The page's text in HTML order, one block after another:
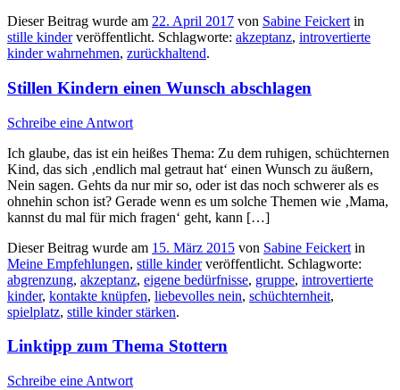
Dieser Beitrag wurde am 22. April 2017 von Sabine Feickert in
stille kinderveröffentlicht. Schlagworte: akzeptanz, introvertierte
kinder wahrnehmen, zurückhaltend.
Stillen Kindern einen Wunsch abschlagen
Schreibe eine Antwort
Ich glaube, das ist ein heißes Thema: Zu dem ruhigen, schüchternen
Kind, das sich ‚endlich mal getraut hat‘ einen Wunsch zu äußern,
Nein sagen. Gehts da nur mir so, oder ist das noch schwerer als es
ohnehin schon ist? Gerade wenn es um solche Themen wie ‚Mama,
kannst du mal für mich fragen‘ geht, kann […]
Dieser Beitrag wurde am 15. März 2015 von Sabine Feickert in
Meine Empfehlungen, stille kinderveröffentlicht. Schlagworte:
abgrenzung, akzeptanz, eigene bedürfnisse, gruppe, introvertierte
kinder, kontakte knüpfen, liebevolles nein, schüchternheit,
spielplatz, stille kinder stärken.
Linktipp zum Thema Stottern
Schreibe eine Antwort